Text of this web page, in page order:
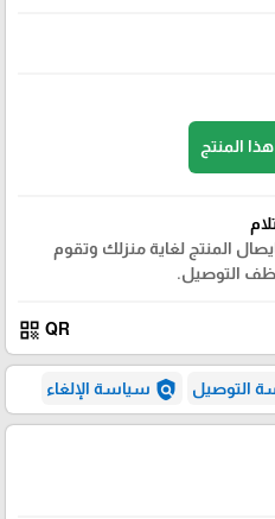
المنتج
المنتج لغاية منزلك وتقوم
التوصيل.
QR
qr_code
التوصيل policy سياسة الإلغاء